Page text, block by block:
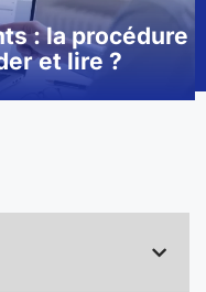
: la procédure
et lire ?